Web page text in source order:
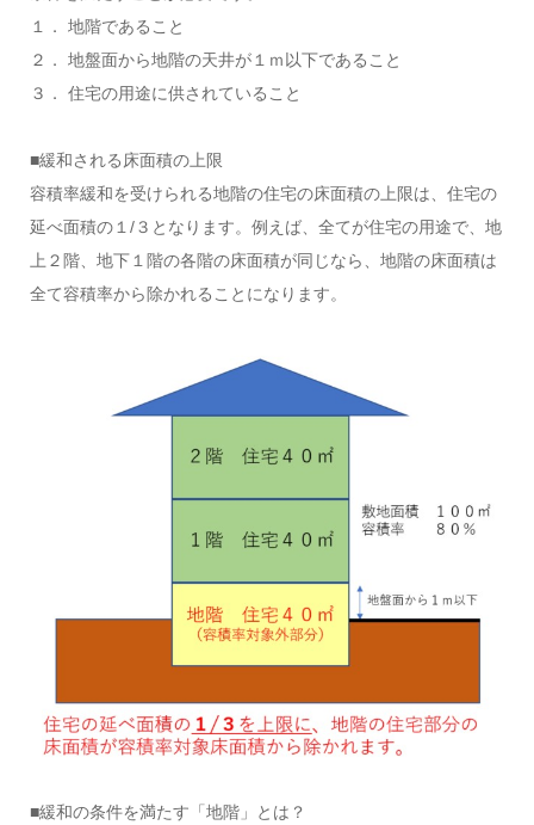
１． 地階であること
２． 地盤面から地階の天井が１ｍ以下であること
３． 住宅の用途に供されていること
■緩和される床面積の上限
容積率緩和を受けられる地階の住宅の床面積の上限は、住宅の
延べ面積の１/３となります。例えば、全てが住宅の用途で、地
上２階、地下１階の各階の床面積が同じなら、地階の床面積は
全て容積率から除かれることになります。
■緩和の条件を満たす「地階」とは？